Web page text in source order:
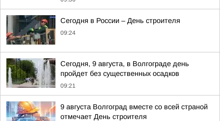
Сегодня в России – День строителя
09:24
Сегодня, 9 августа, в Волгограде день
пройдет без существенных осадков
09:21
9 августа Волгоград вместе со всей страной
отмечает День строителя